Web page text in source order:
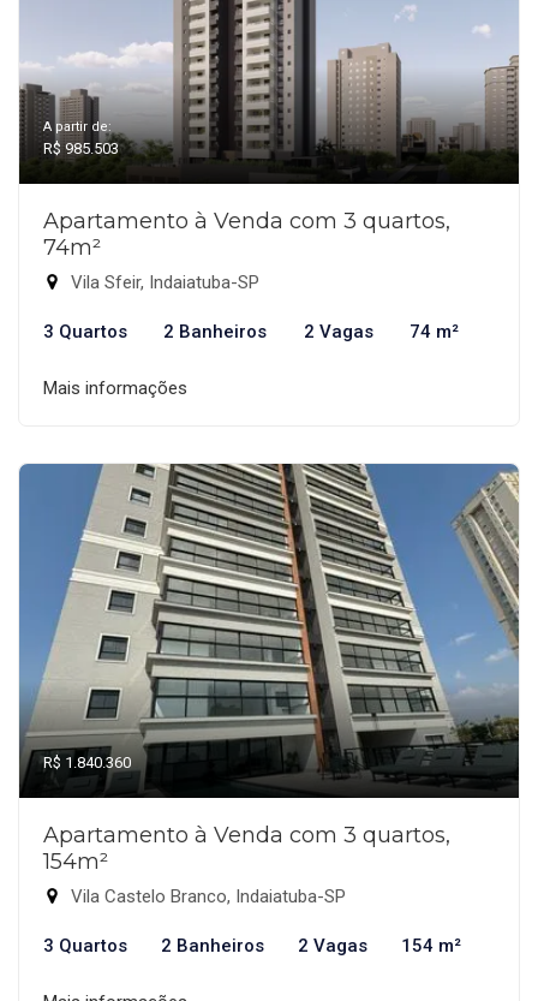
A partir de:
R$ 985.503
Apartamento à Venda com 3 quartos,
74m²
Vila Sfeir, Indaiatuba-SP
3 Quartos 2 Banheiros 2 Vagas 74 m²
Mais informações
R$ 1.840.360
Apartamento à Venda com 3 quartos,
154m²
Vila Castelo Branco, Indaiatuba-SP
3 Quartos 2 Banheiros 2 Vagas 154 m²